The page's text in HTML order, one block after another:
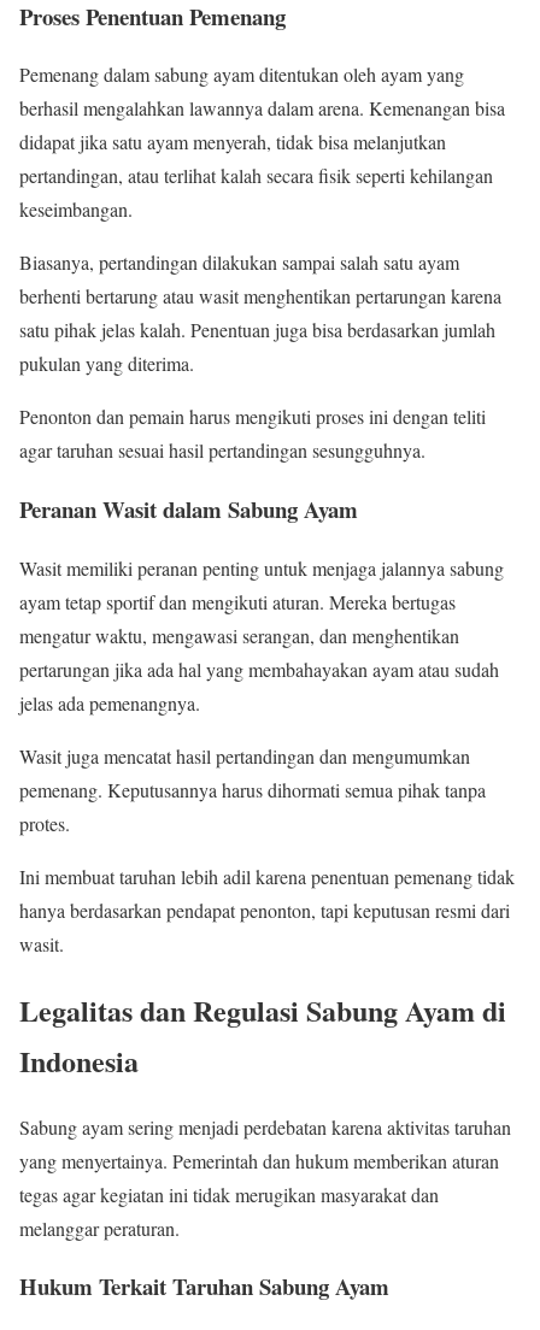
Proses Penentuan Pemenang
Pemenang dalam sabung ayam ditentukan oleh ayam yang
berhasil mengalahkan lawannya dalam arena. Kemenangan bisa
didapat jika satu ayam menyerah, tidak bisa melanjutkan
pertandingan, atau terlihat kalah secara fisik seperti kehilangan
keseimbangan.
Biasanya, pertandingan dilakukan sampai salah satu ayam
berhenti bertarung atau wasit menghentikan pertarungan karena
satu pihak jelas kalah. Penentuan juga bisa berdasarkan jumlah
pukulan yang diterima.
Penonton dan pemain harus mengikuti proses ini dengan teliti
agar taruhan sesuai hasil pertandingan sesungguhnya.
Peranan Wasit dalam Sabung Ayam
Wasit memiliki peranan penting untuk menjaga jalannya sabung
ayam tetap sportif dan mengikuti aturan. Mereka bertugas
mengatur waktu, mengawasi serangan, dan menghentikan
pertarungan jika ada hal yang membahayakan ayam atau sudah
jelas ada pemenangnya.
Wasit juga mencatat hasil pertandingan dan mengumumkan
pemenang. Keputusannya harus dihormati semua pihak tanpa
protes.
Ini membuat taruhan lebih adil karena penentuan pemenang tidak
hanya berdasarkan pendapat penonton, tapi keputusan resmi dari
wasit.
Legalitas dan Regulasi Sabung Ayam di
Indonesia
Sabung ayam sering menjadi perdebatan karena aktivitas taruhan
yang menyertainya. Pemerintah dan hukum memberikan aturan
tegas agar kegiatan ini tidak merugikan masyarakat dan
melanggar peraturan.
Hukum Terkait Taruhan Sabung Ayam